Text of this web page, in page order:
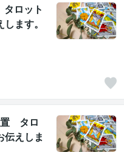
ロット
ます。
タロ
伝えしま